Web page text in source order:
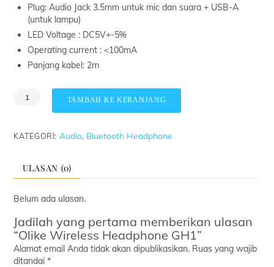
Plug: Audio Jack 3.5mm untuk mic dan suara + USB-A
(untuk lampu)
LED Voltage : DC5V+-5%
Operating current : <100mA
Panjang kabel: 2m
Kuantitas
Headphone
GH1
TAMBAH KE KERANJANG
KATEGORI: Audio, Bluetooth Headphone
ULASAN (0)
Belum ada ulasan.
Jadilah yang pertama memberikan ulasan
“Olike Wireless Headphone GH1”
Alamat email Anda tidak akan dipublikasikan. Ruas yang wajib
ditandai*